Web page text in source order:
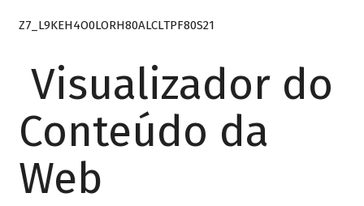
Z7_L9KEH4O0LORH80ALCLTPF80S21
Visualizador do
Conteúdo da
Web